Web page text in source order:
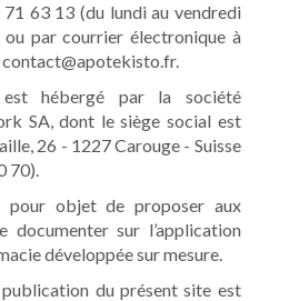
63 13 (du lundi au vendredi
par courrier électronique à
contact@apotekisto.fr.
hébergé par la société
SA, dont le siège social est
26 - 1227 Carouge - Suisse
70).
pour objet de proposer aux
documenter sur l’application
développée sur mesure.
du présent site est